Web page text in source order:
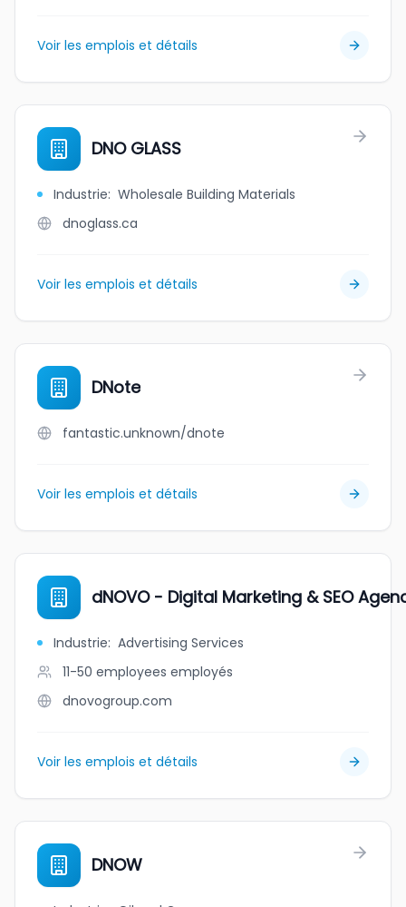
Voir les emplois et détails
DNO GLASS
Industrie: Wholesale Building Materials
dnoglass.ca
Voir les emplois et détails
DNote
fantastic.unknown/dnote
Voir les emplois et détails
dNOVO - Digital Marketing & SEO
Industrie: Advertising Services
11-50 employees employés
dnovogroup.com
Voir les emplois et détails
DNOW